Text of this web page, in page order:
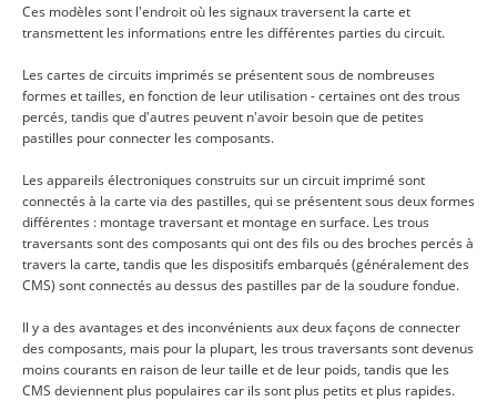
Ces modèles sont l'endroit où les signaux traversent la carte et
transmettent les informations entre les différentes parties du circuit.
Les cartes de circuits imprimés se présentent sous de nombreuses
formes et tailles, en fonction de leur utilisation - certaines ont des trous
percés, tandis que d'autres peuvent n'avoir besoin que de petites
pastilles pour connecter les composants.
Les appareils électroniques construits sur un circuit imprimé sont
connectés à la carte via des pastilles, qui se présentent sous deux formes
différentes : montage traversant et montage en surface. Les trous
traversants sont des composants qui ont des fils ou des broches percés à
travers la carte, tandis que les dispositifs embarqués (généralement des
CMS) sont connectés au dessus des pastilles par de la soudure fondue.
Il y a des avantages et des inconvénients aux deux façons de connecter
des composants, mais pour la plupart, les trous traversants sont devenus
moins courants en raison de leur taille et de leur poids, tandis que les
CMS deviennent plus populaires car ils sont plus petits et plus rapides.